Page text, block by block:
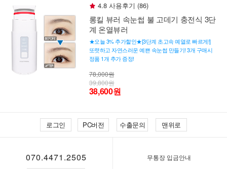
4.8 사용후기 (86)
롱킬 뷰러 속눈썹 불 고데기 충전식 3단
계 온열뷰러
★오늘 3% 추가할인★[3단계 초고속 예열로 빠르게!]
또렷하고 자연스러운 예쁜 속눈썹 만들기! 3개 구매시
정품 1개 추가 증정!
78,000원
39,800원
38,600원
로그인 PC버전 수출문의 맨위로
070.4471.2505
무통장 입금안내